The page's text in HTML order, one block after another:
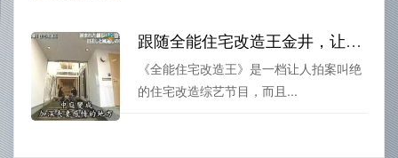
跟随全能住宅改造王金井，让你的房屋焕然一新
《全能住宅改造王》是一档让人拍案叫绝
的住宅改造综艺节目，而且...